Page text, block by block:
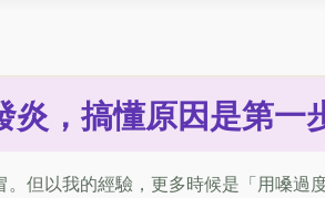
炎，搞懂原因是第一
但以我的經驗，更多時候是「用嗓過